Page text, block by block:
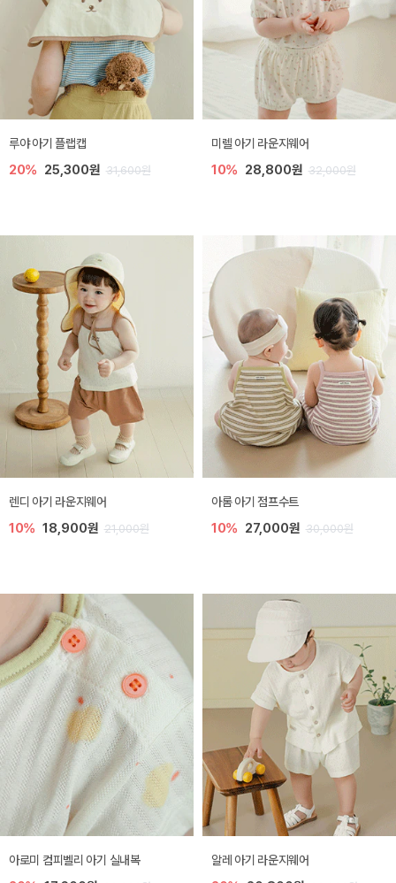
루야 아기 플랩캡
20% 25,300원 31,600원
미렐 아기 라운지웨어
10% 28,800원 32,000원
렌디 아기 라운지웨어
10% 18,900원 21,000원
아롬 아기 점프수트
10% 27,000원 30,000원
아로미 컴피벨리 아기 실내복 알레 아기 라운지웨어